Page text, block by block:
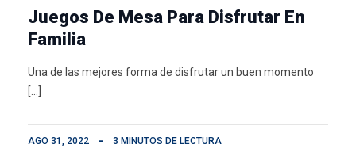
Juegos De Mesa Para Disfrutar En
Familia
Una de las mejores forma de disfrutar un buen momento
[…]
AGO 31, 2022 3 MINUTOS DE LECTURA